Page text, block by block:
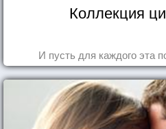
Коллекция
И пусть для каждого эта